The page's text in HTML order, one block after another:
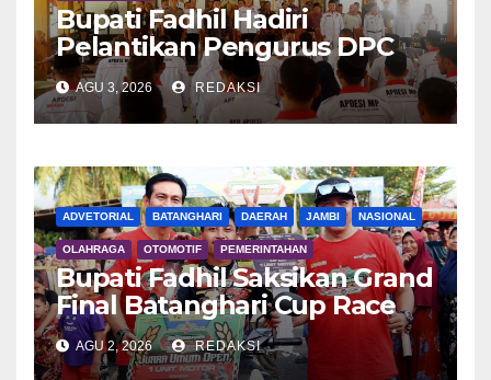
Bupati Fadhil Hadiri
Pelantikan Pengurus DPC
APDESI MP
AGU 3, 2026 REDAKSI
ADVETORIAL BATANGHARI DAERAH JAMBI NASIONAL
OLAHRAGA OTOMOTIF PEMERINTAHAN
Bupati Fadhil Saksikan Grand
Final Batanghari Cup Race
2026
AGU 2, 2026 REDAKSI